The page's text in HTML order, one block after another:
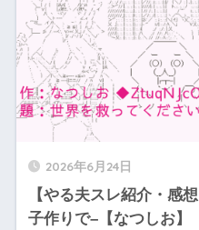
2026年6月24日
【やる夫スレ紹介・感
子作りで–【なつしお】